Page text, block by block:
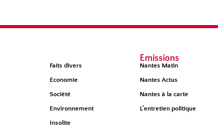
Faits divers
Economie
Société
Environnement
Insolite
Émissions
Nantes Matin
Nantes Actus
Nantes à la carte
L’entretien politique